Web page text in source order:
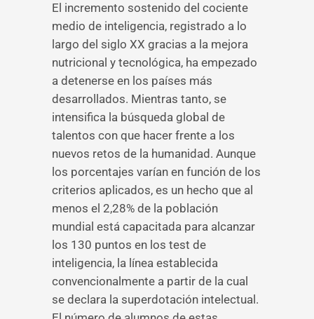
El incremento sostenido del cociente
medio de inteligencia, registrado a lo
largo del siglo XX gracias a la mejora
nutricional y tecnológica, ha empezado
a detenerse en los países más
desarrollados. Mientras tanto, se
intensifica la búsqueda global de
talentos con que hacer frente a los
nuevos retos de la humanidad. Aunque
los porcentajes varían en función de los
criterios aplicados, es un hecho que al
menos el 2,28% de la población
mundial está capacitada para alcanzar
los 130 puntos en los test de
inteligencia, la línea establecida
convencionalmente a partir de la cual
se declara la superdotación intelectual.